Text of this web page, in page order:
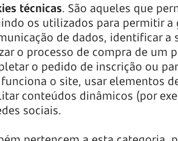
técnicas. São aqueles que
os utilizados para permitir a
de dados, identificar
o processo de compra de um
o pedido de inscrição ou
o site, usar elementos
conteúdos dinâmicos (por
sociais.